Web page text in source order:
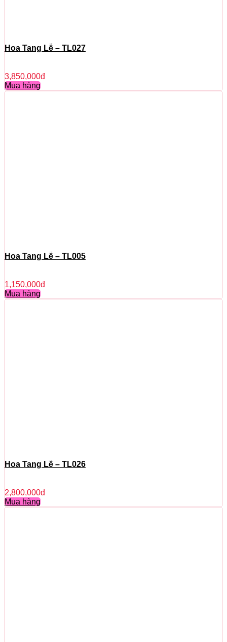
Hoa Tang Lễ – TL027
3,850,000đ
Mua hàng
Hoa Tang Lễ – TL005
1,150,000đ
Mua hàng
Hoa Tang Lễ – TL026
2,800,000đ
Mua hàng